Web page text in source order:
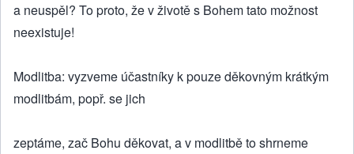
a neuspěl? To proto, že v životě s Bohem tato možnost
neexistuje!
Modlitba: vyzveme účastníky k pouze děkovným krátkým
modlitbám, popř. se jich
zeptáme, zač Bohu děkovat, a v modlitbě to shrneme